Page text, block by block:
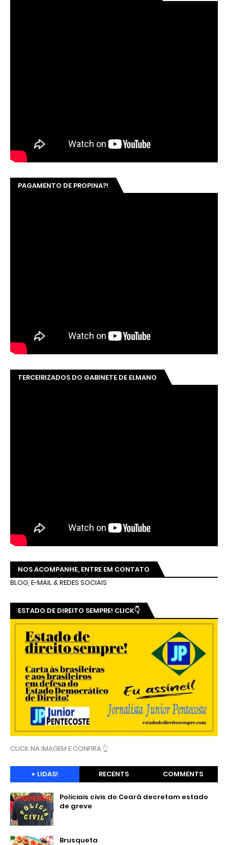
PAGAMENTO DE PROPINA?!
TERCEIRIZADOS DO GABINETE DE ELMANO
NOS ACOMPANHE, ENTRE EM CONTATO
BLOG, E-MAIL & REDES SOCIAIS
ESTADO DE DIREITO SEMPRE! CLICK👇
CLICK NA IMAGEM E CONFIRA 👆
+ LIDAS! RECENTS COMMENTS
Policiais civis do Ceará decretam estado
de greve
Brusqueta